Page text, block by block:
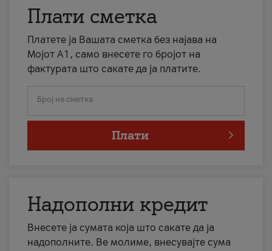
Плати сметка
Платете ја Вашата сметка без најава на
Мојот А1, само внесете го бројот на
фактурата што сакате да ја платите.
Број на сметка
Плати
Надополни кредит
Внесете ја сумата која што сакате да ја
надополните. Ве молиме, внесувајте сума